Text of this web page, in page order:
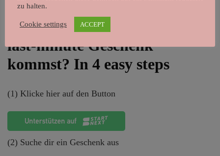
Wie du nun an das bee-tastic
last-minute Geschenk
kommst? In 4 easy steps
(1) Klicke hier auf den Button
(2) Suche dir ein Geschenk aus
zu halten.
Cookie settings ACCEPT